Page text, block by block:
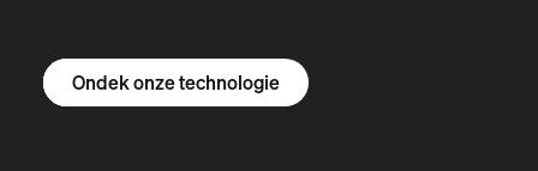
Ontdek de R1S
Ontdek de R1T
Ontdek de bestelbus
Ondek onze technologie